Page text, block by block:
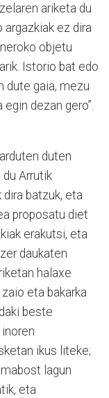
ariketa du
argazkiak ez dira
objetu
Istorio bat edo
dute gaia, mezu
dezan gero”.
duten
Arrutik
batzuk, eta
proposatu diet
erakutsi, eta
daukaten
halaxe
eta bakarka
beste
ikus liteke;
lagun
eta